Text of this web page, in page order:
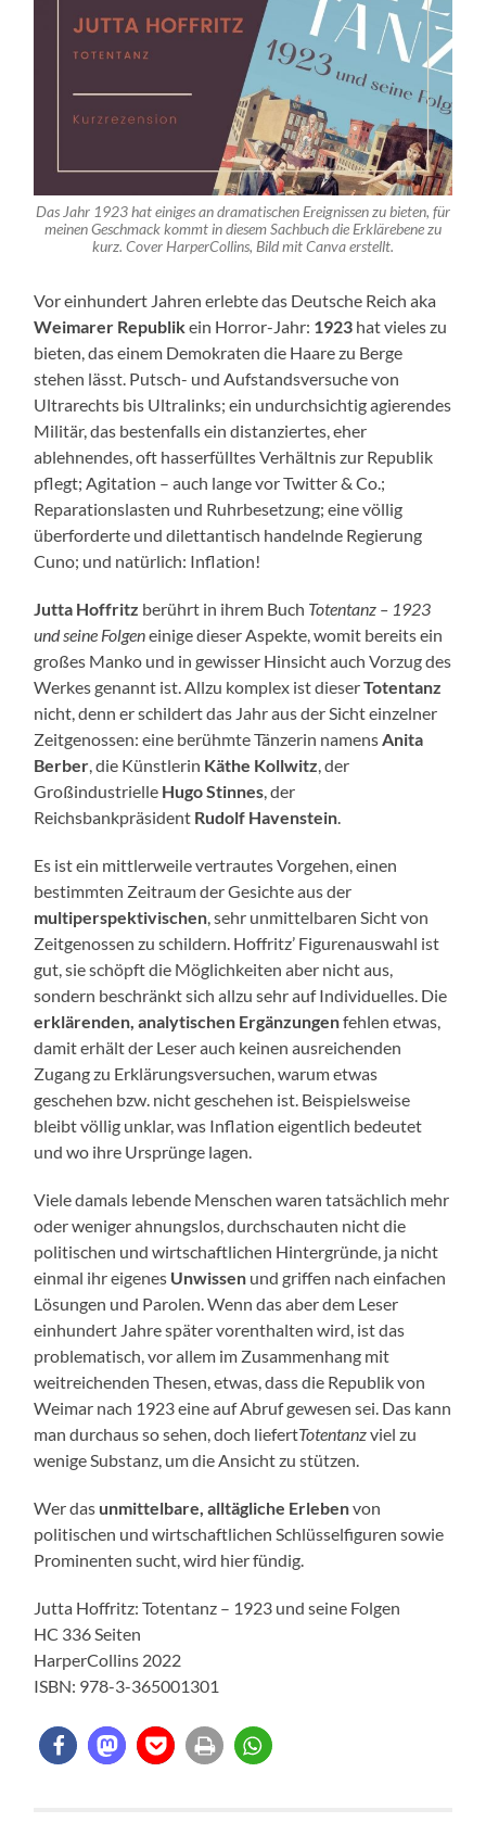
Das Jahr 1923 hat einiges an dramatischen Ereignissen zu bieten, für
meinen Geschmack kommt in diesem Sachbuch die Erklärebene zu
kurz. Cover HarperCollins, Bild mit Canva erstellt.
Vor einhundert Jahren erlebte das Deutsche Reich aka
Weimarer Republikein Horror-Jahr: 1923 hat vieles zu
bieten, das einem Demokraten die Haare zu Berge
stehen lässt. Putsch- und Aufstandsversuche von
Ultrarechts bis Ultralinks; ein undurchsichtig agierendes
Militär, das bestenfalls ein distanziertes, eher
ablehnendes, oft hasserfülltes Verhältnis zur Republik
pflegt; Agitation – auch lange vor Twitter & Co.;
Reparationslasten und Ruhrbesetzung; eine völlig
überforderte und dilettantisch handelnde Regierung
Cuno; und natürlich: Inflation!
Jutta Hoffritz berührt in ihrem Buch Totentanz – 1923
und seine Folgeneinige dieser Aspekte, womit bereits ein
großes Manko und in gewisser Hinsicht auch Vorzug des
Werkes genannt ist. Allzu komplex ist dieserTotentanz
nicht, denn er schildert das Jahr aus der Sicht einzelner
Zeitgenossen: eine berühmte Tänzerin namensAnita
Berber, die Künstlerin Käthe Kollwitz, der
Großindustrielle Hugo Stinnes, der
Reichsbankpräsident Rudolf Havenstein.
Es ist ein mittlerweile vertrautes Vorgehen, einen
bestimmten Zeitraum der Gesichte aus der
multiperspektivischen, sehr unmittelbaren Sicht von
Zeitgenossen zu schildern. Hoffritz’ Figurenauswahl ist
gut, sie schöpft die Möglichkeiten aber nicht aus,
sondern beschränkt sich allzu sehr auf Individuelles. Die
erklärenden, analytischen Ergänzungenfehlen etwas,
damit erhält der Leser auch keinen ausreichenden
Zugang zu Erklärungsversuchen, warum etwas
geschehen bzw. nicht geschehen ist. Beispielsweise
bleibt völlig unklar, was Inflation eigentlich bedeutet
und wo ihre Ursprünge lagen.
Viele damals lebende Menschen waren tatsächlich mehr
oder weniger ahnungslos, durchschauten nicht die
politischen und wirtschaftlichen Hintergründe, ja nicht
einmal ihr eigenes Unwissen und griffen nach einfachen
Lösungen und Parolen. Wenn das aber dem Leser
einhundert Jahre später vorenthalten wird, ist das
problematisch, vor allem im Zusammenhang mit
weitreichenden Thesen, etwas, dass die Republik von
Weimar nach 1923 eine auf Abruf gewesen sei. Das kann
man durchaus so sehen, doch liefertTotentanzviel zu
wenige Substanz, um die Ansicht zu stützen.
Wer das unmittelbare, alltägliche Erlebenvon
politischen und wirtschaftlichen Schlüsselfiguren sowie
Prominenten sucht, wird hier fündig.
Jutta Hoffritz: Totentanz – 1923 und seine Folgen
HC 336 Seiten
HarperCollins 2022
ISBN: 978-3-365001301